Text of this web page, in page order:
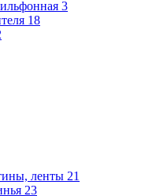
3
18
ленты 21
23